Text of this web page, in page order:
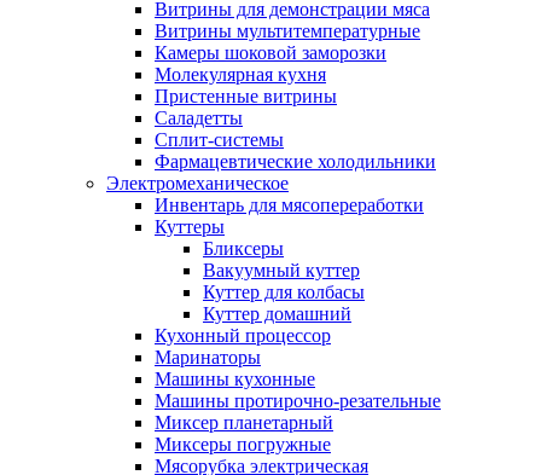
Витрины для демонстрации мяса
Витрины мультитемпературные
Камеры шоковой заморозки
Молекулярная кухня
Пристенные витрины
Саладетты
Сплит-системы
Фармацевтические холодильники
Электромеханическое
Инвентарь для мясопереработки
Куттеры
Бликсеры
Вакуумный куттер
Куттер для колбасы
Куттер домашний
Кухонный процессор
Маринаторы
Машины кухонные
Машины протирочно-резательные
Миксер планетарный
Миксеры погружные
Мясорубка электрическая